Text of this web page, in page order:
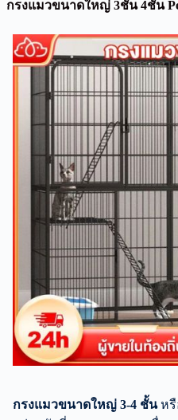
กรงแมวขนาดใหญ่ 3ชั้น 4ชั้น
กรงแมวขนาดใหญ่ 3-4 ชั้นหรื